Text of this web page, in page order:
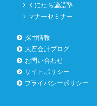
くにたち論語塾
マナーセミナー
採用情報
大石会計ブログ
お問い合わせ
サイトポリシー
プライバシーポリシー